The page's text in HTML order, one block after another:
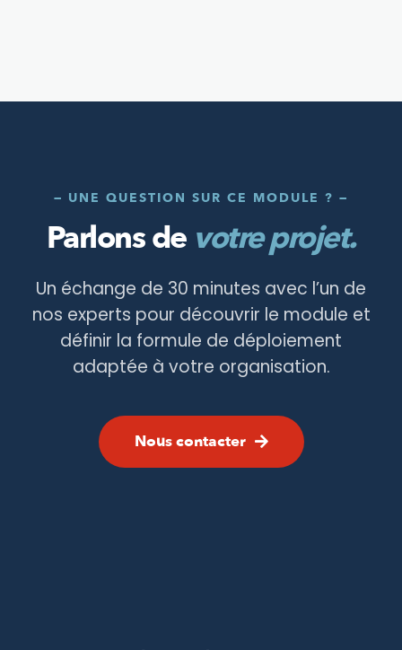
— UNE QUESTION SUR CE MODULE ? —
Parlons de votre projet.
Un échange de 30 minutes avec l’un de
nos experts pour découvrir le module et
définir la formule de déploiement
adaptée à votre organisation.
Nous contacter